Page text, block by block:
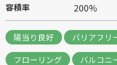
容積率 200%
陽当り良好 バリアフリ
フローリング
バルコニ